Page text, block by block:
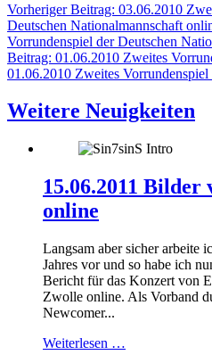
Vorheriger Beitrag: 03.06.2010
Deutschen Nationalmannschaft
Vorrundenspiel der Deutschen
Beitrag: 01.06.2010 Zweites
01.06.2010 Zweites
Weitere Neuigkeiten
15.06.2011
online
Langsam aber sicher arbeite
Jahres vor und so habe ich
Bericht für das Konzert von
Zwolle online. Als Vorband
Newcomer...
Weiterlesen …